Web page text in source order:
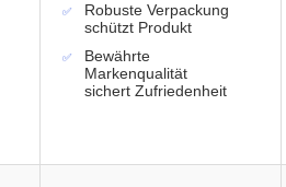
Robuste Verpackung
schützt Produkt
Bewährte
Markenqualität
sichert Zufriedenheit